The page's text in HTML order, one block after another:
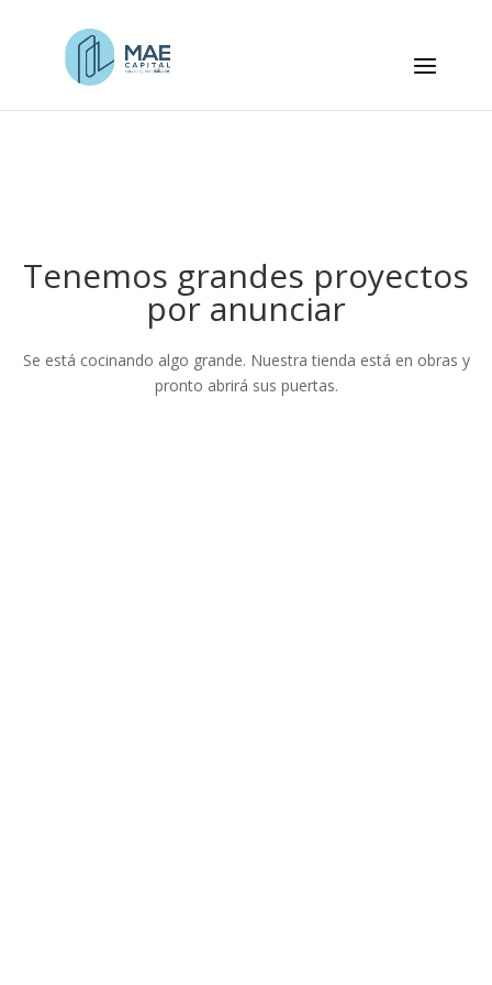
Tenemos grandes proyectos
por anunciar
Se está cocinando algo grande. Nuestra tienda está en obras y
pronto abrirá sus puertas.